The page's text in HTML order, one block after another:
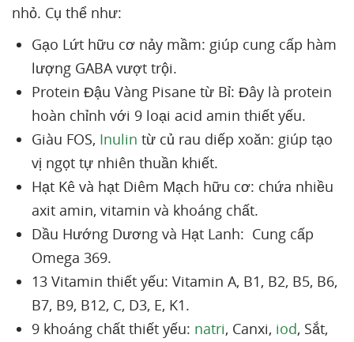
nhỏ. Cụ thể như:
Gạo Lứt hữu cơ nảy mầm: giúp cung cấp hàm
lượng GABA vượt trội.
Protein Đậu Vàng Pisane từ Bỉ: Đây là protein
hoàn chỉnh với 9 loại acid amin thiết yếu.
Giàu FOS, Inulin từ củ rau diếp xoăn: giúp tạo
vị ngọt tự nhiên thuần khiết.
Hạt Kê và hạt Diêm Mạch hữu cơ: chứa nhiều
axit amin, vitamin và khoáng chất.
Dầu Hướng Dương và Hạt Lanh: Cung cấp
Omega 369.
13 Vitamin thiết yếu: Vitamin A, B1, B2, B5, B6,
B7, B9, B12, C, D3, E, K1.
9 khoáng chất thiết yếu: natri, Canxi, iod, Sắt,